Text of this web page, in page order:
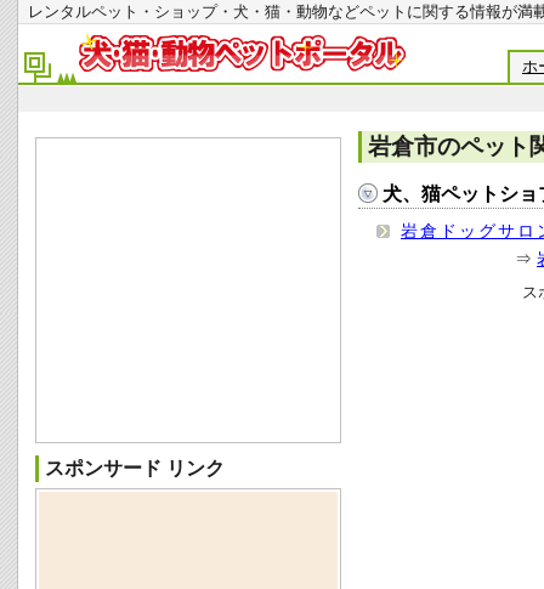
レンタルペット・ショップ・犬・猫・動物などペットに関する情報
ホ
岩倉市のペット
犬、猫ペットショ
岩倉ドッグサロ
⇒
ス
スポンサード リンク